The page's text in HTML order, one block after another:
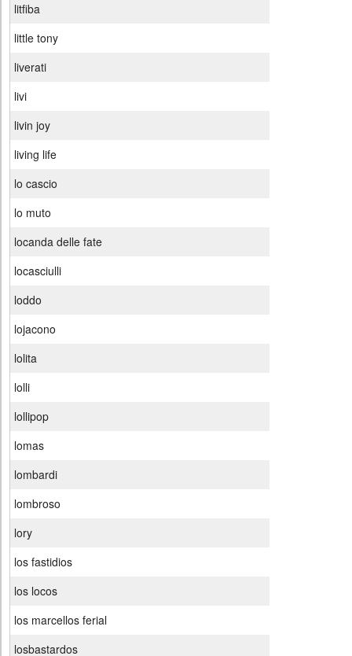
litfiba
little tony
liverati
livi
livin joy
living life
lo cascio
lo muto
locanda delle fate
locasciulli
loddo
lojacono
lolita
lolli
lollipop
lomas
lombardi
lombroso
lory
los fastidios
los locos
los marcellos ferial
losbastardos